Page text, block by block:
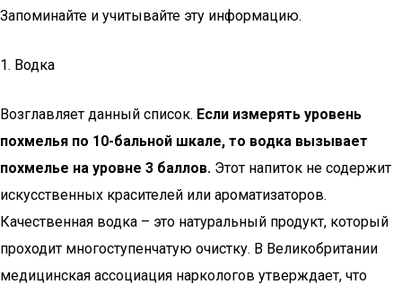
Запоминайте и учитывайте эту информацию.
1. Водка
Возглавляет данный список. Если измерять уровень
похмелья по 10-бальной шкале, то водка вызывает
похмелье на уровне 3 баллов. Этот напиток не содержит
искусственных красителей или ароматизаторов.
Качественная водка – это натуральный продукт, который
проходит многоступенчатую очистку. В Великобритании
медицинская ассоциация наркологов утверждает, что